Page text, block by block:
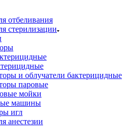
отбеливания
стерилизации
и облучатели бактерицидные
паровые
мойки
машины
игл
анестезии